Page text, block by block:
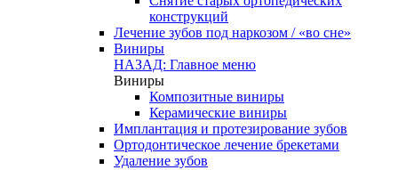
конструкций
Лечение зубов под наркозом / «во сне»
Виниры
НАЗАД: Главное меню
Виниры
Композитные виниры
Керамические виниры
Имплантация и протезирование зубов
Ортодонтическое лечение брекетами
Удаление зубов